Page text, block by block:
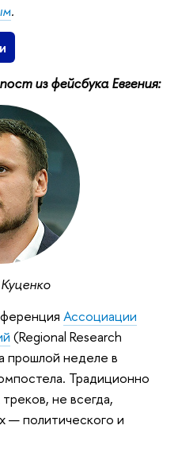
.
из фейсбука Евгения:
Ассоциации
(Regional Research
прошлой неделе в
Традиционно
не всегда,
— политического и